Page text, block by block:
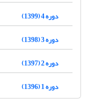
دوره 4 (1399)
دوره 3 (1398)
دوره 2 (1397)
دوره 1 (1396)